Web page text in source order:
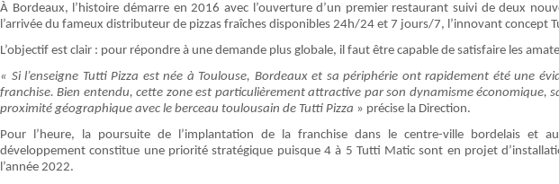
À Bordeaux, l’histoire démarre en 2016 avec l’ouverture d’un premier restaurant suivi de deux
l’arrivée du fameux distributeur de pizzas fraîches disponibles 24h/24 et 7 jours/7, l’innovant concept
L’objectif est clair : pour répondre à une demande plus globale, il faut être capable de satisfaire les
« Si l’enseigne Tutti Pizza est née à Toulouse, Bordeaux et sa périphérie ont rapidement été une
franchise. Bien entendu, cette zone est particulièrement attractive par son dynamisme économique,
proximité géographique avec le berceau toulousain de Tutti Pizza » précise la Direction.
Pour l’heure, la poursuite de l’implantation de la franchise dans le centre-ville bordelais et
développement constitue une priorité stratégique puisque 4 à 5 Tutti Matic sont en projet
l’année 2022.